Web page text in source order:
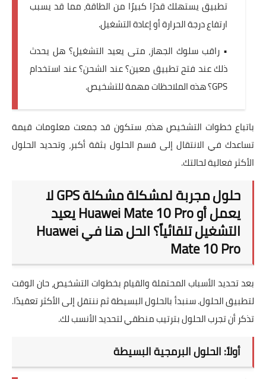
تطبيق يستهلك قدرًا كبيرًا من الطاقة، مما قد يسبب
ارتفاع درجة الحرارة أو إعادة التشغيل.
• راقب سلوك الجهاز، متى يعيد التشغيل؟ هل يحدث
ذلك عند فتح تطبيق معين؟ عند الشحن؟ عند استخدام
GPS؟ هذه الملاحظات مهمة للتشخيص.
باتباع خطوات التشخيص هذه، ستكون قد جمعت معلومات قيمة
تساعدك في الانتقال إلى قسم الحلول بثقة أكبر، وتحديد الحلول
الأكثر فعالية لحالتك.
حلول مجربة لمشكلة مشكلة GPS لا
يعمل أو Huawei Mate 10 Pro يعيد
التشغيل تلقائياً؟ الحل هنا في Huawei
Mate 10 Pro
بعد تحديد الأسباب المحتملة والقيام بخطوات التشخيص، حان الوقت
لتطبيق الحلول. سنبدأ بالحلول البسيطة ثم ننتقل إلى الأكثر تعقيدًا.
تذكر أن تجرب الحلول بترتيب منطقي لتحديد الأنسب لك.
أولاً: الحلول البرمجية البسيطة